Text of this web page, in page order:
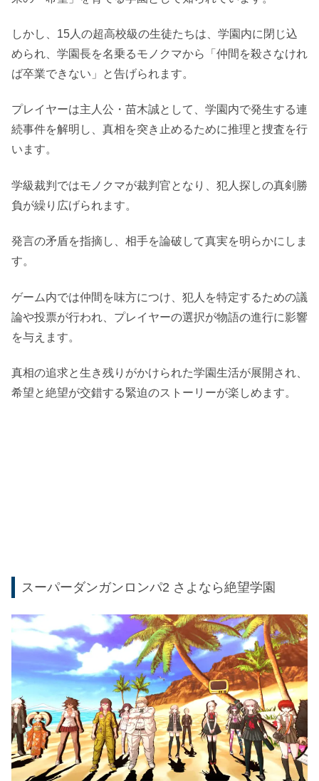
しかし、15人の超高校級の生徒たちは、学園内に閉じ込
められ、学園長を名乗るモノクマから「仲間を殺さなけれ
ば卒業できない」と告げられます。
プレイヤーは主人公・苗木誠として、学園内で発生する連
続事件を解明し、真相を突き止めるために推理と捜査を行
います。
学級裁判ではモノクマが裁判官となり、犯人探しの真剣勝
負が繰り広げられます。
発言の矛盾を指摘し、相手を論破して真実を明らかにしま
す。
ゲーム内では仲間を味方につけ、犯人を特定するための議
論や投票が行われ、プレイヤーの選択が物語の進行に影響
を与えます。
真相の追求と生き残りがかけられた学園生活が展開され、
希望と絶望が交錯する緊迫のストーリーが楽しめます。
スーパーダンガンロンパ2 さよなら絶望学園